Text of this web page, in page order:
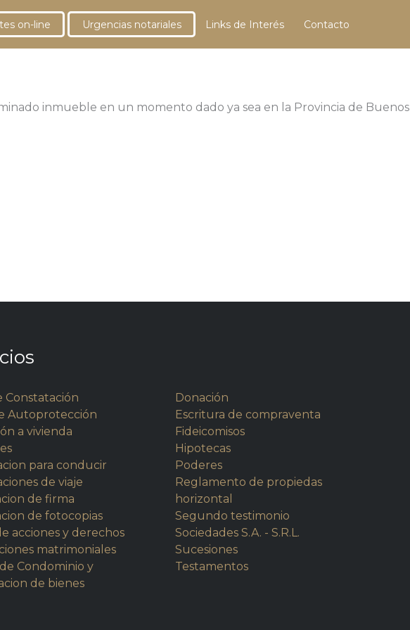
on-line Urgencias notariales Links de Interés Contacto
inmueble en un momento dado ya sea en la Provincia de Buenos
Constatación
Autoprotección
a vivienda
para conducir
de viaje
de firma
de fotocopias
acciones y derechos
matrimoniales
Condominio y
de bienes
Donación
Escritura de compraventa
Fideicomisos
Hipotecas
Poderes
Reglamento de propiedas
horizontal
Segundo testimonio
Sociedades S.A. - S.R.L.
Sucesiones
Testamentos